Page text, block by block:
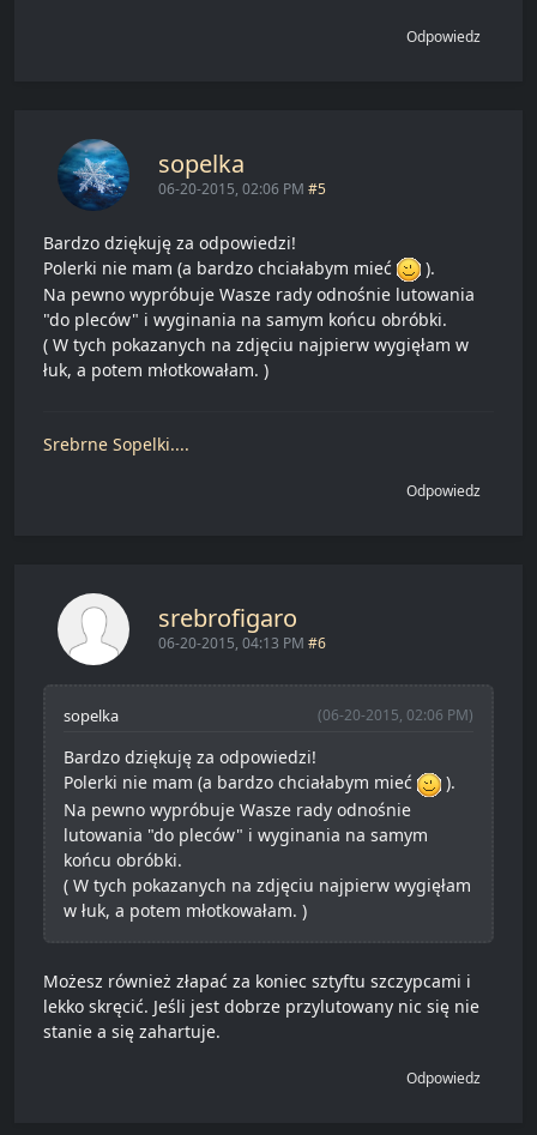
Odpowiedz
sopelka
06-20-2015, 02:06 PM #5
Bardzo dziękuję za odpowiedzi!
Polerki nie mam (a bardzo chciałabym mieć
).
Na pewno wypróbuje Wasze rady odnośnie lutowania
"do pleców" i wyginania na samym końcu obróbki.
( W tych pokazanych na zdjęciu najpierw wygięłam w
łuk, a potem młotkowałam. )
Srebrne Sopelki....
Odpowiedz
srebrofigaro
06-20-2015, 04:13 PM #6
(06-20-2015, 02:06 PM)
sopelka
Bardzo dziękuję za odpowiedzi!
Polerki nie mam (a bardzo chciałabym mieć
).
Na pewno wypróbuje Wasze rady odnośnie
lutowania "do pleców" i wyginania na samym
końcu obróbki.
( W tych pokazanych na zdjęciu najpierw wygięłam
w łuk, a potem młotkowałam. )
Możesz również złapać za koniec sztyftu szczypcami i
lekko skręcić. Jeśli jest dobrze przylutowany nic się nie
stanie a się zahartuje.
Odpowiedz